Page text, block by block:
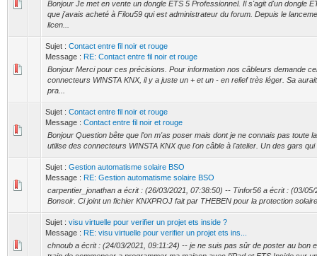
Bonjour Je met en vente un dongle ETS 5 Professionnel. Il s'agit d'un dongle
que j'avais acheté à Filou59 qui est administrateur du forum. Depuis le
licen...
Sujet : Contact entre fil noir et rouge
Message : RE: Contact entre fil noir et rouge
Bonjour Merci pour ces précisions. Pour information nos câbleurs demande
connecteurs WINSTA KNX, il y a juste un + et un - en relief très léger. Sa
pra...
Sujet : Contact entre fil noir et rouge
Message : Contact entre fil noir et rouge
Bonjour Question bête que l'on m'as poser mais dont je ne connais pas toute
utilise des connecteurs WINSTA KNX que l'on câble à l'atelier. Un des gars
Sujet : Gestion automatisme solaire BSO
Message : RE: Gestion automatisme solaire BSO
carpentier_jonathan a écrit : (26/03/2021, 07:38:50) -- Tinfor56 a écrit : (03/
Bonsoir. Ci joint un fichier KNXPROJ fait par THEBEN pour la protection
Sujet : visu virtuelle pour verifier un projet ets inside ?
Message : RE: visu virtuelle pour verifier un projet ets ins...
chnoub a écrit : (24/03/2021, 09:11:24) -- je ne suis pas sûr de poster au bon